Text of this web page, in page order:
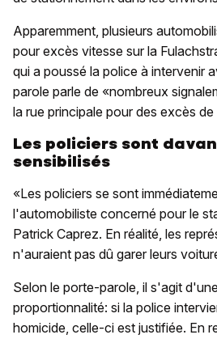
Apparemment, plusieurs
pour excès vitesse sur la
qui a poussé la police à intervenir
parole parle de «nombreux
la rue principale pour des excès de
Les policiers sont
sensibilisés
«Les policiers se sont
l'automobiliste concerné pour le
Patrick Caprez. En réalité, les
n'auraient pas dû garer leurs
Selon le porte-parole, il s'agit
proportionnalité: si la police
homicide, celle-ci est justifiée. En